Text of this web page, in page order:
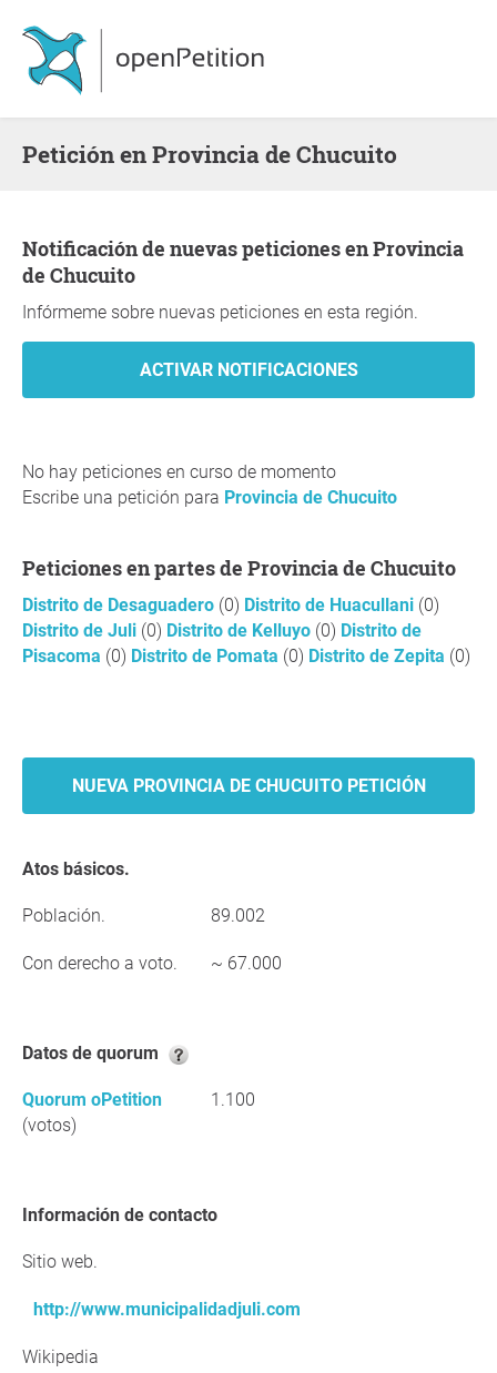
Petición en Provincia de Chucuito
Notificación de nuevas peticiones en Provincia
de Chucuito
Infórmeme sobre nuevas peticiones en esta región.
No hay peticiones en curso de momento
Escribe una petición para Provincia de Chucuito
Peticiones en partes de Provincia de Chucuito
Distrito de Desaguadero (0) Distrito de Huacullani (0)
Distrito de Juli (0) Distrito de Kelluyo (0) Distrito de
Pisacoma (0) Distrito de Pomata (0) Distrito de Zepita (0)
NUEVA PROVINCIA DE CHUCUITO PETICIÓN
Atos básicos.
Población. 89.002
Con derecho a voto. ~ 67.000
Datos de quorum
Quorum oPetition
(votos)
1.100
Información de contacto
Sitio web.
http://www.municipalidadjuli.com
Wikipedia